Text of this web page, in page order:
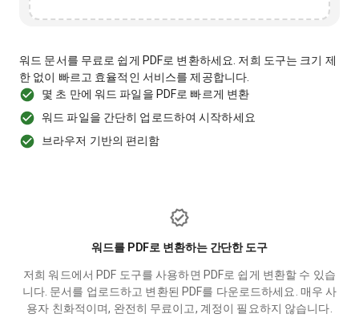
워드 문서를 무료로 쉽게 PDF로 변환하세요. 저희 도구는 크기 제
한 없이 빠르고 효율적인 서비스를 제공합니다.
몇 초 만에 워드 파일을 PDF로 빠르게 변환
워드 파일을 간단히 업로드하여 시작하세요
브라우저 기반의 편리함
워드를 PDF로 변환하는 간단한 도구
저희 워드에서 PDF 도구를 사용하면 PDF로 쉽게 변환할 수 있습
니다. 문서를 업로드하고 변환된 PDF를 다운로드하세요. 매우 사
용자 친화적이며, 완전히 무료이고, 계정이 필요하지 않습니다.